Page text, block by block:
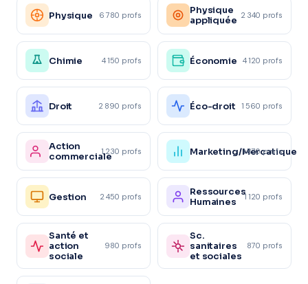
Physique 6 780 profs
Physique
appliquée 2 340 profs
Chimie 4 150 profs Économie 4 120 profs
Droit 2 890 profs Éco-droit 1 560 profs
Action
commerciale1 230 profs Marketing/Mercatique
1 870 profs
Gestion 2 450 profs
Ressources
Humaines
1 120 profs
Santé et
action
sociale
980 profs
Sc.
sanitaires
et sociales
870 profs